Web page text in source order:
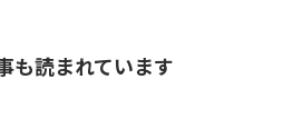
も読まれています